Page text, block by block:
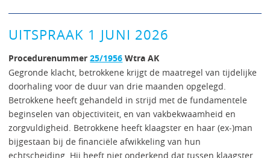
UITSPRAAK 1 JUNI 2026
Procedurenummer25/1956 Wtra AK
Gegronde klacht, betrokkene krijgt de maatregel van tijdelijke
doorhaling voor de duur van drie maanden opgelegd.
Betrokkene heeft gehandeld in strijd met de fundamentele
beginselen van objectiviteit, en van vakbekwaamheid en
zorgvuldigheid. Betrokkene heeft klaagster en haar (ex-)man
bijgestaan bij de financiële afwikkeling van hun
echtscheiding. Hij heeft niet onderkend dat tussen klaagster